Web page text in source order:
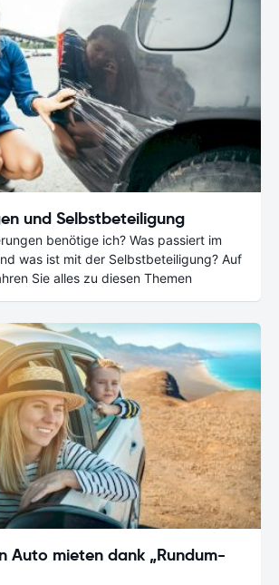
und Selbstbeteiligung
benötige ich? Was passiert im
was ist mit der Selbstbeteiligung? Auf
Sie alles zu diesen Themen
Auto mieten dank „Rundum-